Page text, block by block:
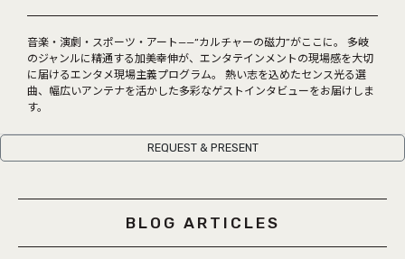
音楽・演劇・スポーツ・アート——“カルチャーの磁力”がここに。 多岐
のジャンルに精通する加美幸伸が、エンタテインメントの現場感を大切
に届けるエンタメ現場主義プログラム。 熱い志を込めたセンス光る選
曲、幅広いアンテナを活かした多彩なゲストインタビューをお届けしま
す。
REQUEST & PRESENT
BLOG ARTICLES